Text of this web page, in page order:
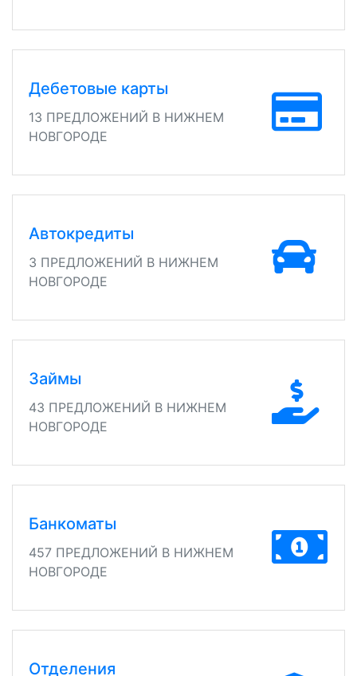
Дебетовые карты
13 ПРЕДЛОЖЕНИЙ В НИЖНЕМ
НОВГОРОДЕ
Автокредиты
3 ПРЕДЛОЖЕНИЙ В НИЖНЕМ
НОВГОРОДЕ
Займы
43 ПРЕДЛОЖЕНИЙ В НИЖНЕМ
НОВГОРОДЕ
Банкоматы
457 ПРЕДЛОЖЕНИЙ В НИЖНЕМ
НОВГОРОДЕ
Отделения